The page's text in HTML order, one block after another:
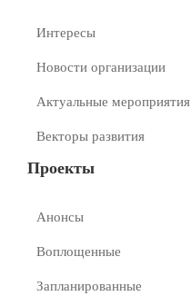
Интересы
Новости организации
Актуальные мероприятия
Векторы развития
Проекты
Анонсы
Воплощенные
Запланированные